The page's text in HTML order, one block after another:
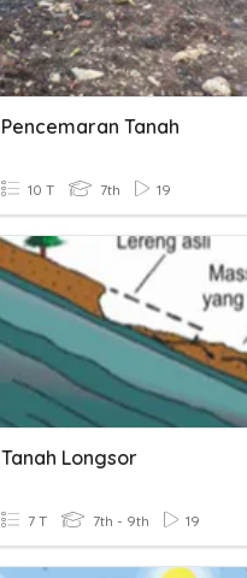
Pencemaran Tanah
10 T 7th 19
Tanah Longsor
7 T 7th - 9th 19